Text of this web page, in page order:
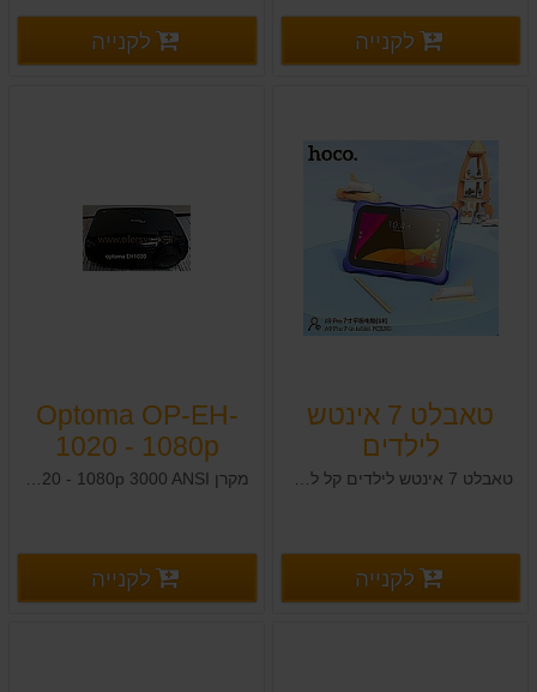
פרטים נוספים פרטים נוספים לקנייה פרטים נוספים
לקנייה
טאבלט 7 אינטש
לילדים
פרטים נוספים פרטים נוספים לקנייה
Optoma OP-EH-
1020 - 1080p
3000 ANSI
פרטים נוספים
לקנייה